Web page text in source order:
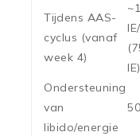
Tijdens AAS-
cyclus (vanaf
week 4)
IE)
Ondersteuning
van
libido/energie